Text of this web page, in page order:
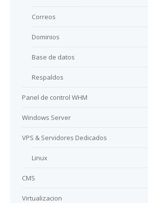
Correos
Dominios
Base de datos
Respaldos
Panel de control WHM
Windows Server
VPS & Servidores Dedicados
Linux
CMS
Virtualizacion